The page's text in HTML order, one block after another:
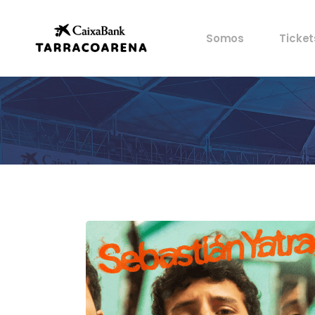
Somos
Propiedad
Espacios
Cultura
Castells
Historia
Artistas
Archivo
Mis
Espacios
Deportes
Gastronomía
Historia